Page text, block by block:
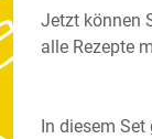
Jetzt können
alle Rezepte
In diesem